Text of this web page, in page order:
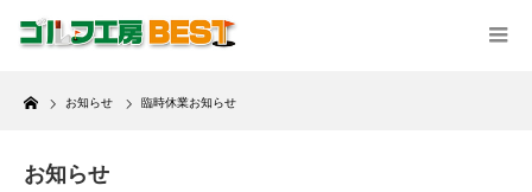
Home
お知らせ 臨時休業お知らせ
お知らせ